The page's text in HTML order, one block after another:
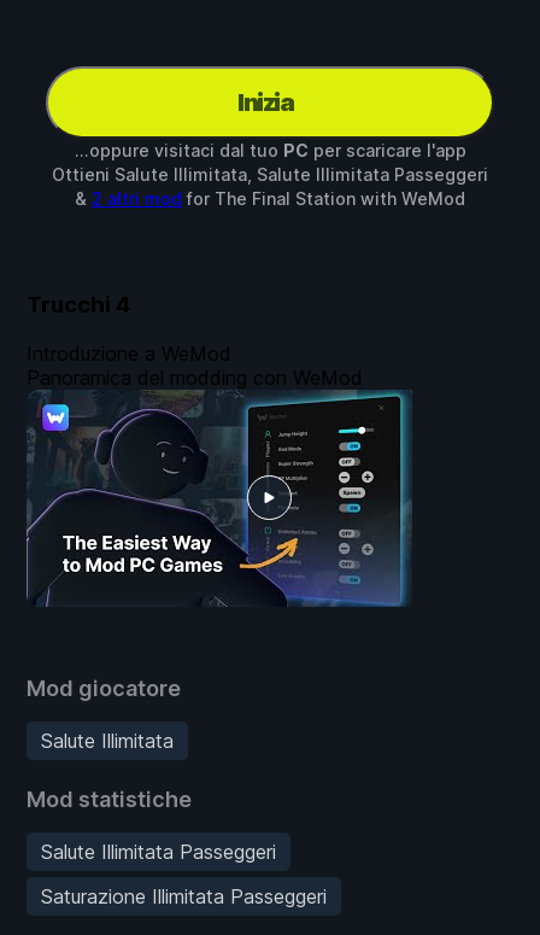
Inizia
...oppure visitaci dal tuo PC per scaricare l'app
Ottieni Salute Illimitata, Salute Illimitata Passeggeri
& 2 altri mod for The Final Station with WeMod
Trucchi 4
Mod giocatore
Salute Illimitata
Mod statistiche
Salute Illimitata Passeggeri
Saturazione Illimitata Passeggeri
Introduzione a WeMod
Panoramica del modding con WeMod